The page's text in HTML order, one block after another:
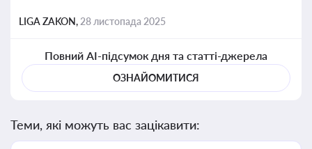
LIGA ZAKON, 28 листопада 2025
Повний AI-підсумок дня та статті-джерела
ОЗНАЙОМИТИСЯ
Теми, які можуть вас зацікавити: